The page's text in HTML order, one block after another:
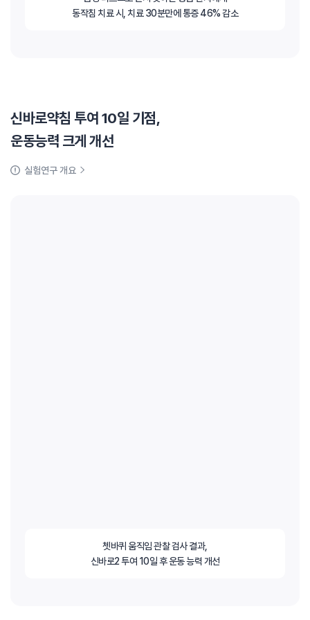
동작침 치료 시, 치료 30분만에 통증 46% 감소
신바로약침 투여 10일 기점,
운동능력 크게 개선
실험연구 개요
쳇바퀴 움직임 관찰 검사 결과,
신바로2 투여 10일 후 운동 능력 개선